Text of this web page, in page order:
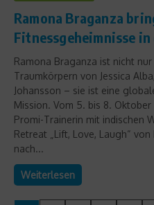
Ramona Braganza
Fitnessgeheimnisse
Ramona Braganza ist nicht
Traumkörpern von Jessica
Johansson – sie ist eine
Mission. Vom 5. bis 8.
Promi-Trainerin mit indischen
Retreat „Lift, Love, Laugh“
nach...
Weiterlesen